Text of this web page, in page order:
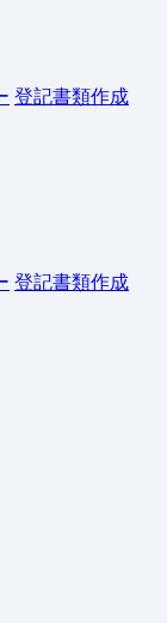
登記書類作成
登記書類作成